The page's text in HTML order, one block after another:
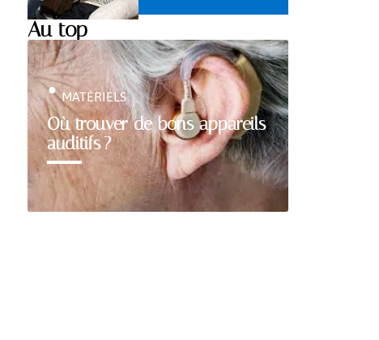
Au top
Où trouver de bons appareils
auditifs ?
MATÉRIELS